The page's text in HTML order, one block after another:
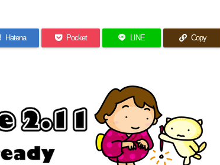
Hatena Pocket LINE Copy